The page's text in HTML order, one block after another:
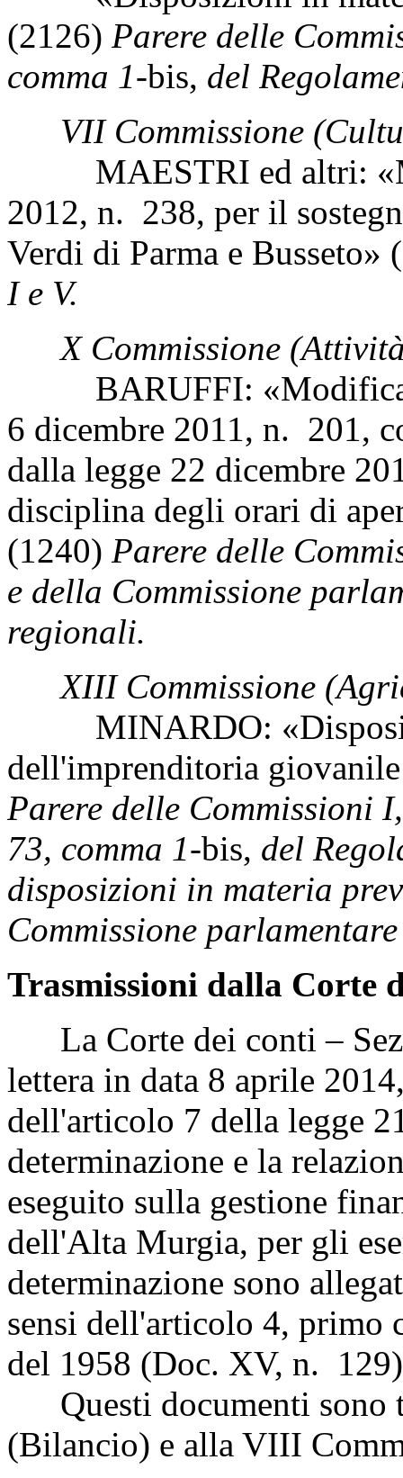
(2126) Parere delle
comma 1-bis, del
VII Commissione
MAESTRI ed altri:
2012, n. 238, per il
Verdi di Parma e Busseto»
I e V.
X Commissione
BARUFFI: «Modifica
6 dicembre 2011, n. 201,
dalla legge 22 dicembre
disciplina degli orari di
(1240) Parere delle
e della Commissione
regionali.
XIII Commissione
MINARDO:
dell'imprenditoria
Parere delle Commissioni
73, comma 1-bis, del
disposizioni in materia
Commissione
Trasmissioni dalla Corte
La Corte dei conti –
lettera in data 8 aprile
dell'articolo 7 della legge
determinazione e la
eseguito sulla gestione
dell'Alta Murgia, per gli
determinazione sono
sensi dell'articolo 4, primo
del 1958 (Doc. XV, n.
Questi documenti sono
(Bilancio) e alla VIII